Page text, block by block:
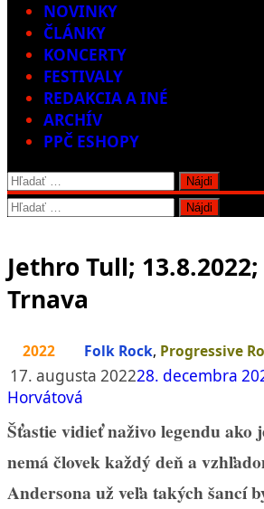
NOVINKY
ČLÁNKY
KONCERTY
FESTIVALY
REDAKCIA A INÉ
ARCHÍV
PPČ ESHOPY
Hľadať:
Hľadať:
Jethro Tull;
Trnava
2022 Folk Rock, Progressive
17. augusta 202228. decembra
Horvátová
Šťastie vidieť naživo legendu ako
nemá človek každý deň a
Andersona už veľa takých šancí